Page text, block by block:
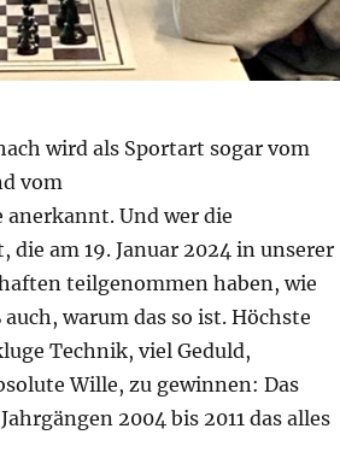
wird als Sportart sogar vom
vom
Und wer die
am 19. Januar 2024 in unserer
teilgenommen haben, wie
warum das so ist. Höchste
Technik, viel Geduld,
Wille, zu gewinnen: Das
2004 bis 2011 das alles